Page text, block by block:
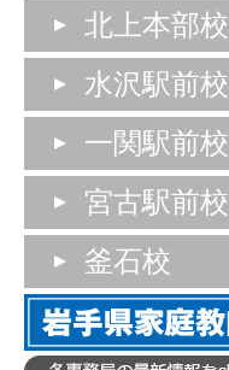
北上本部校
水沢駅前校
一関駅前校
宮古駅前校
釜石校